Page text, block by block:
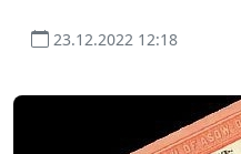
23.12.2022 12:18